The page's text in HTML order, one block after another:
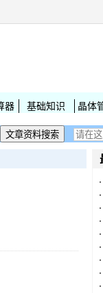
器 基础知识 晶体